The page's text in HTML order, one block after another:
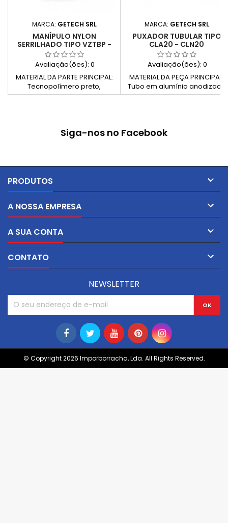
MARCA: GETECH SRL
MANÍPULO NYLON
SERRILHADO TIPO VZTBP -
FÊMEA VAZADA
Avaliação(ões): 0
MATERIAL DA PARTE PRINCIPAL:
Tecnopolímero preto,
reforçado com fibra de vidro,
Inserto em latão, roscado
através do furo.
MARCA: GETECH SRL
PUXADOR TUBULAR TIPO
CLA20 - CLN20
Avaliação(ões): 0
MATERIAL DA PEÇA PRINCIPAL:
Tubo em alumínio anodizado
+ suportes em poliamida
Siga-nos no Facebook
PRODUTOS 
A NOSSA EMPRESA 
A SUA CONTA 
CONTATO 
NEWSLETTER
© Copyright 2026 Imporborracha, Lda. All Rights Reserved.